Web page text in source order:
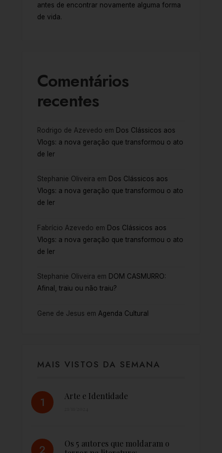
antes de encontrar novamente alguma forma
de vida.
Comentários
recentes
Rodrigo de Azevedo em Dos Clássicos aos
Vlogs: a nova geração que transformou o ato
de ler
Stephanie Oliveira em Dos Clássicos aos
Vlogs: a nova geração que transformou o ato
de ler
Fabrício Azevedo em Dos Clássicos aos
Vlogs: a nova geração que transformou o ato
de ler
Stephanie Oliveira em DOM CASMURRO:
Afinal, traiu ou não traiu?
Gene de Jesus em Agenda Cultural
MAIS VISTOS DA SEMANA
Arte e Identidade
Os 5 autores que moldaram o